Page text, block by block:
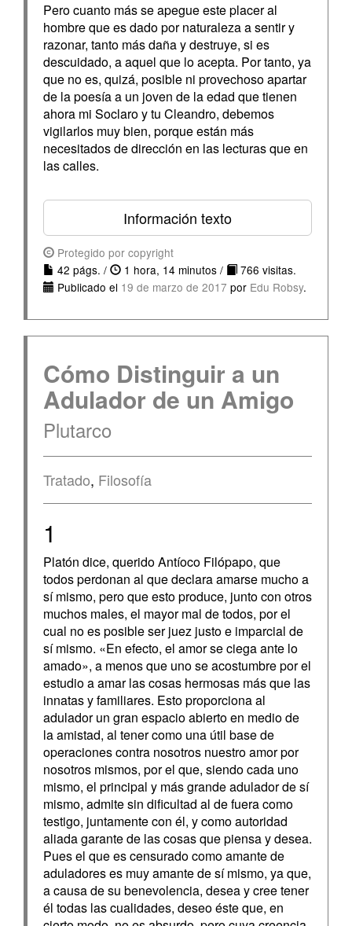
Pero cuanto más se apegue este placer al
hombre que es dado por naturaleza a sentir y
razonar, tanto más daña y destruye, si es
descuidado, a aquel que lo acepta. Por tanto, ya
que no es, quizá, posible ni provechoso apartar
de la poesía a un joven de la edad que tienen
ahora mi Soclaro y tu Cleandro, debemos
vigilarlos muy bien, porque están más
necesitados de dirección en las lecturas que en
las calles.
Información texto
Protegido por copyright
42 págs. /
1 hora, 14 minutos /
766 visitas.
Publicado el 19 de marzo de 2017 por Edu Robsy.
Cómo Distinguir a un
Adulador de un Amigo
Plutarco
Tratado, Filosofía
1
Platón dice, querido Antíoco Filópapo, que
todos perdonan al que declara amarse mucho a
sí mismo, pero que esto produce, junto con otros
muchos males, el mayor mal de todos, por el
cual no es posible ser juez justo e imparcial de
sí mismo. «En efecto, el amor se ciega ante lo
amado», a menos que uno se acostumbre por el
estudio a amar las cosas hermosas más que las
innatas y familiares. Esto proporciona al
adulador un gran espacio abierto en medio de
la amistad, al tener como una útil base de
operaciones contra nosotros nuestro amor por
nosotros mismos, por el que, siendo cada uno
mismo, el principal y más grande adulador de sí
mismo, admite sin dificultad al de fuera como
testigo, juntamente con él, y como autoridad
aliada garante de las cosas que piensa y desea.
Pues el que es censurado como amante de
aduladores es muy amante de sí mismo, ya que,
a causa de su benevolencia, desea y cree tener
él todas las cualidades, deseo éste que, en